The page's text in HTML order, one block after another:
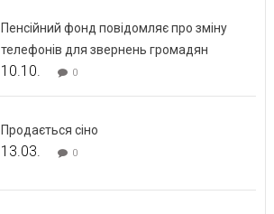
Пенсійний фонд повідомляє про зміну
телефонів для звернень громадян
10.10. 0
Продається сіно
13.03. 0